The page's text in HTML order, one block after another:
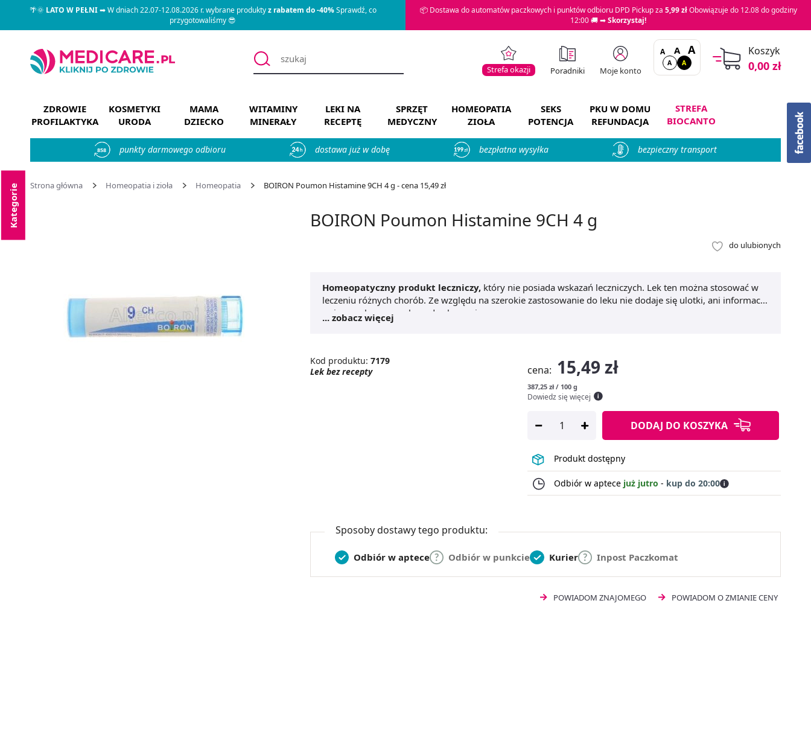
🌴🌞LATO W PEŁNI➡ W dniach 22.07-12.08.2026 r. wybrane produktyz rabatem do -40%Sprawdź, co
przygotowaliśmy 😎
📦 Dostawa do automatów paczkowych i punktów odbioru DPD Pickup za 5,99 złObowiązuje do 12.08 do godziny
12:00 🚚 ➡Skorzystaj!
Strefa okazji Poradniki Moje konto
A A A
A A
Koszyk
0,00 zł
ZDROWIE
PROFILAKTYKA
KOSMETYKI
URODA
MAMA
DZIECKO
WITAMINY
MINERAŁY
LEKI NA
RECEPTĘ
SPRZĘT
MEDYCZNY
HOMEOPATIA
ZIOŁA
SEKS
POTENCJA
PKU W DOMU
REFUNDACJA
STREFA
BIOCANTO
858 punkty darmowego odbioru dostawa już w dobę bezpłatna wysyłka bezpieczny transport
Strona główna Homeopatia i zioła Homeopatia BOIRON Poumon Histamine 9CH 4 g - cena 15,49 zł
Kategorie BOIRON Poumon Histamine 9CH 4 g
do ulubionych
Homeopatyczny produkt leczniczy, który nie posiada wskazań leczniczych. Lek ten można stosować w
leczeniu różnych chorób. Ze względu na szerokie zastosowanie do leku nie dodaje się ulotki, ani informacji
związanych ze sposobem dawkowania.
... zobacz więcej
Kod produktu: 7179
Lek bez recepty
cena: 15,49 zł
387,25 zł / 100 g
Dowiedz się więcej
DODAJ DO KOSZYKA
Produkt dostępny
Odbiór w aptece już jutro - kup do 20:00
Sposoby dostawy tego produktu:
Odbiór w aptece Odbiór w punkcie Kurier Inpost Paczkomat
POWIADOM ZNAJOMEGO POWIADOM O ZMIANIE CENY